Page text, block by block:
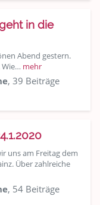
in die
Abend gestern.
Wie… mehr
, 39 Beiträge
uns am Freitag dem
Über zahlreiche
, 54 Beiträge